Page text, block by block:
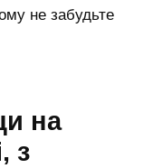
не забудьте
на
з